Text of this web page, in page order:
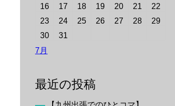
16
17 18 19 20 21
22
23
24 25 26 27 28
29
30
31
7月
最近の投稿